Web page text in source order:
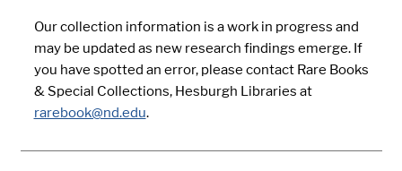
Our collection information is a work in progress and
may be updated as new research findings emerge. If
you have spotted an error, please contact Rare Books
& Special Collections, Hesburgh Libraries at
rarebook@nd.edu.